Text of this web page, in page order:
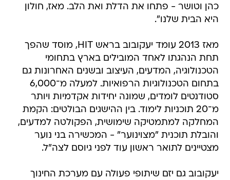
כהן וטושר - פתחו את הדלת ואת הלב. מאז, חולון
היא הבית שלנו".
מאז 2013 עומד יעקובוב בראש HIT, מוסד שהפך
תחת הנהגתו לאחד המובילים בארץ בתחומי
הטכנולוגיה, המדעים, העיצוב ובשנים האחרונות גם
בתחום הטכנולוגיות הרפואיות. למעלה מ־6,000
סטודנטים לומדים, שמונה יחידות אקדמיות ויותר
מ־20 תוכניות לימוד. בין ההישגים הבולטים: הקמת
המחלקה למתמטיקה שימושית, הפקולטה למדעים,
והובלת תוכנית "מצוינוער" - המכשירה בני נוער
מצטיינים לתואר ראשון עוד לפני גיוסם לצה"ל.
יעקובוב גם יזם שיתופי פעולה עם מערכת החינוך